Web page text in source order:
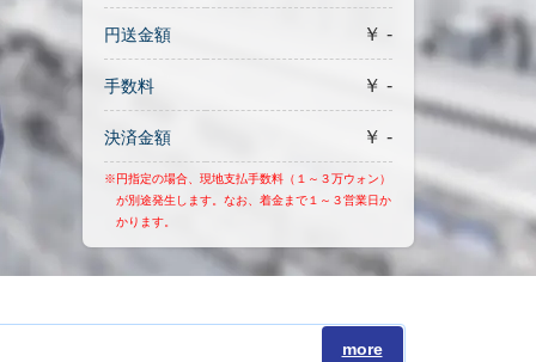
円送金額 ￥ -
手数料 ￥ -
決済金額 ￥ -
※円指定の場合、現地支払手数料（１～３万ウォン）
が別途発生します。なお、着金まで１～３営業日か
かります。
more